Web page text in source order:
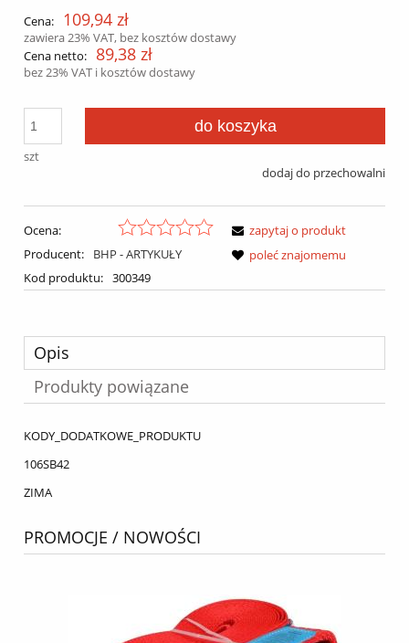
Cena: 109,94 zł
zawiera 23% VAT, bez kosztów dostawy
Cena netto:
89,38 zł
bez 23% VAT i kosztów dostawy
szt
do koszyka
dodaj do przechowalni
Ocena:
Producent:
BHP - ARTYKUŁY
Kod produktu: 300349
zapytaj o produkt
poleć znajomemu
Opis
Produkty powiązane
KODY_DODATKOWE_PRODUKTU
106SB42
ZIMA
PROMOCJE / NOWOŚCI